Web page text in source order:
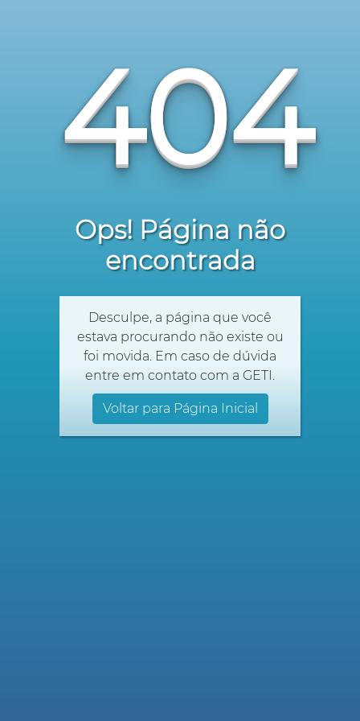
404
Ops! Página não
encontrada
Desculpe, a página que você
estava procurando não existe ou
foi movida. Em caso de dúvida
entre em contato com a GETI.
Voltar para Página Inicial